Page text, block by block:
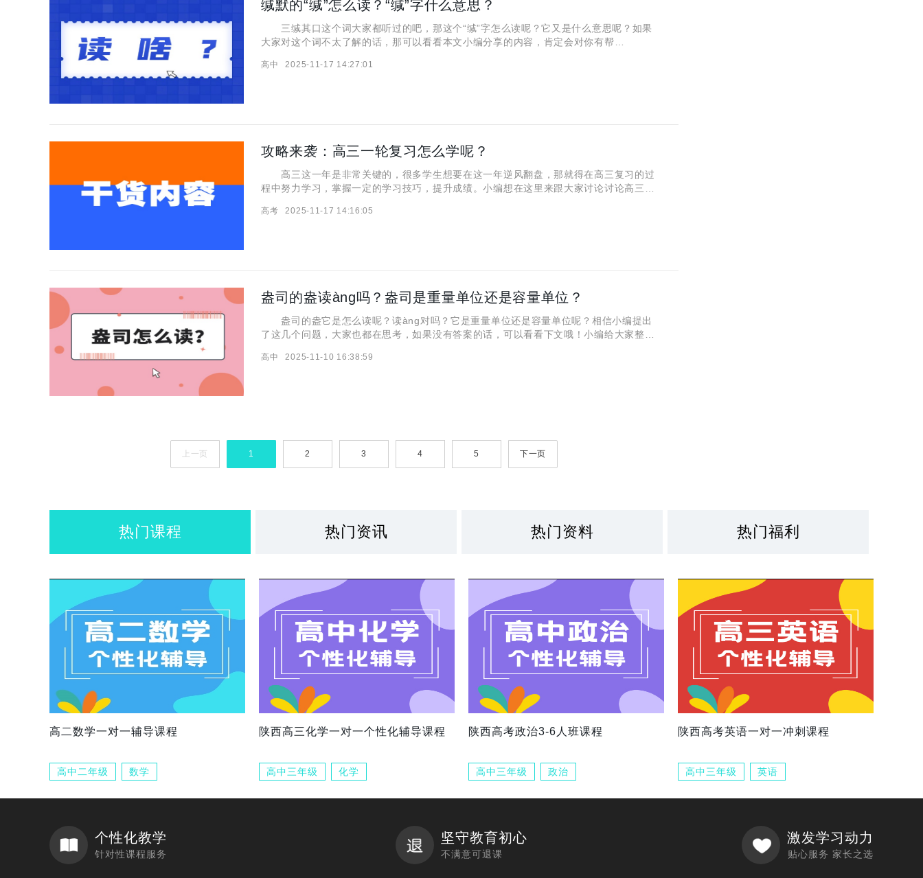
缄默的“缄”怎么读？“缄”字什么意思？
三缄其口这个词大家都听过的吧，那这个“缄”字怎么读呢？它又是什么意思呢？如果
大家对这个词不太了解的话，那可以看看本文小编分享的内容，肯定会对你有帮
么意思？ 缄这个字是由纟和咸组成的形声字。 左边的“纟”
高中 2025-11-17 14:27:01
攻略来袭：高三一轮复习怎么学呢？
高三这一年是非常关键的，很多学生想要在这一年逆风翻盘，那就得在高三复习的过
程中努力学习，掌握一定的学习技巧，提升成绩。小编想在这里来跟大家讨论讨论高三一
重点是什么？ 1、将知识体系化。可以用做思维导图，看参考资料等等
高考 2025-11-17 14:16:05
盎司的盎读àng吗？盎司是重量单位还是容量单位？
盎司的盎它是怎么读呢？读àng对吗？它是重量单位还是容量单位呢？相信小编提出
了这几个问题，大家也都在思考，如果没有答案的话，可以看看下文哦！小编给大家整理
与常见昂音节相同，但声调不同。 盎司的盎是什么意思？
高中 2025-11-10 16:38:59
上一页 1 2 3 4 5 下一页
热门课程 热门资讯 热门资料 热门福利
高二数学一对一辅导课程
高中二年级 数学
陕西高三化学一对一个性化辅导课程
高中三年级 化学
陕西高考政治3-6人班课程
高中三年级 政治
陕西高考英语一对一冲刺课程
高中三年级 英语
个性化教学
针对性课程服务
坚守教育初心
不满意可退课
激发学习动力
贴心服务 家长之选